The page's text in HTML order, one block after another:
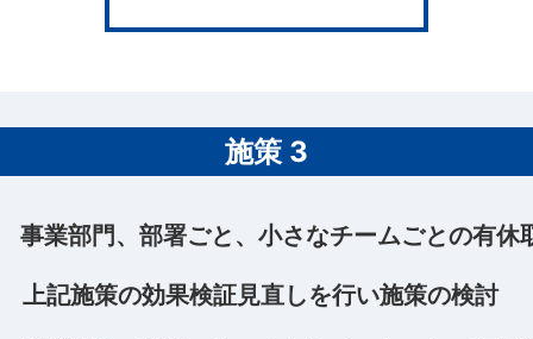
施策 3
業部門、部署ごと、小さなチームごとの有休
記施策の効果検証見直しを行い施策の検討